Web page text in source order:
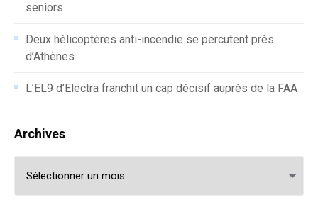
seniors
Deux hélicoptères anti-incendie se percutent près
d’Athènes
L’EL9 d’Electra franchit un cap décisif auprès de la FAA
Archives